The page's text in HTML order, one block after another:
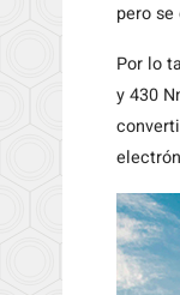
pero
Por lo
y 430